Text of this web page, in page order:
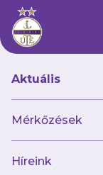
Aktuális
Mérkőzések
Híreink